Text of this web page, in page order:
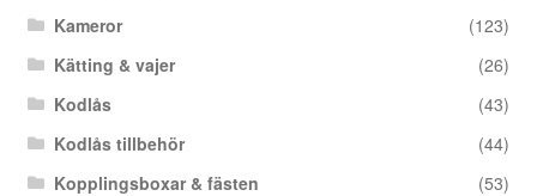
Kameror
(123)
Kätting & vajer
(26)
Kodlås
(43)
Kodlås tillbehör
(44)
Kopplingsboxar & fästen
(53)